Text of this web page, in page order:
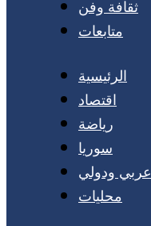
ثقافة وفن
متابعات
الرئيسية
اقتصاد
رياضة
سوريا
عربي ودولي
محليات